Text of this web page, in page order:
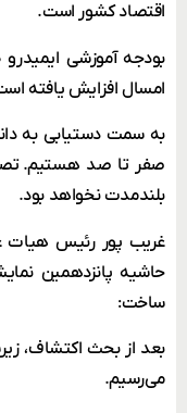
اقتصاد کشور است.
امسال افزایش یافته
به سمت دستیابی به
صفر تا صد هستیم.
بلندمدت نخواهد بود.
غریب پور رئیس هیات
حاشیه پانزدهمین
ساخت:
بعد از بحث اکتشاف،
می‌رسیم.